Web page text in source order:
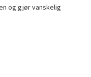
og gjør vanskelig